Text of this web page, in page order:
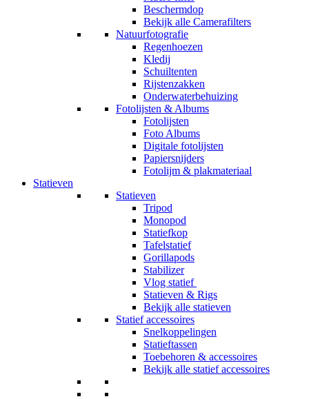
Beschermdop
Bekijk alle Camerafilters
Natuurfotografie
Regenhoezen
Kledij
Schuiltenten
Rijstenzakken
Onderwaterbehuizing
Fotolijsten & Albums
Fotolijsten
Foto Albums
Digitale fotolijsten
Papiersnijders
Fotolijm & plakmateriaal
Statieven
Statieven
Tripod
Monopod
Statiefkop
Tafelstatief
Gorillapods
Stabilizer
Vlog statief
Statieven & Rigs
Bekijk alle statieven
Statief accessoires
Snelkoppelingen
Statieftassen
Toebehoren & accessoires
Bekijk alle statief accessoires